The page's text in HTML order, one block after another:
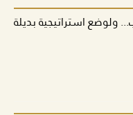
ولوضع استراتيجية بديلة